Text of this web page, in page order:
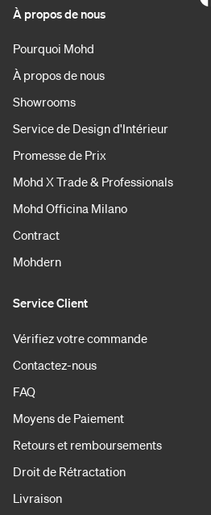
À propos de nous
Pourquoi Mohd
À propos de nous
Showrooms
Service de Design d'Intérieur
Promesse de Prix
Mohd X Trade & Professionals
Mohd Officina Milano
Contract
Mohdern
Service Client
Vérifiez votre commande
Contactez-nous
FAQ
Moyens de Paiement
Retours et remboursements
Droit de Rétractation
Livraison